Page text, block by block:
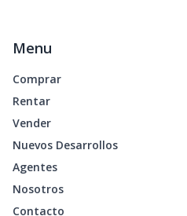
Menu
Comprar
Rentar
Vender
Nuevos Desarrollos
Agentes
Nosotros
Contacto